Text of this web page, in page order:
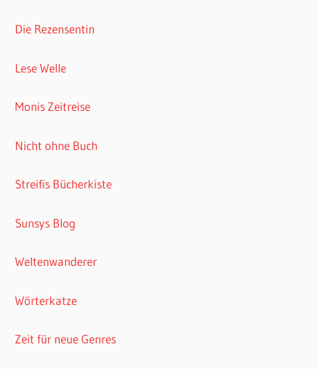
Die Rezensentin
Lese Welle
Monis Zeitreise
Nicht ohne Buch
Streifis Bücherkiste
Sunsys Blog
Weltenwanderer
Wörterkatze
Zeit für neue Genres